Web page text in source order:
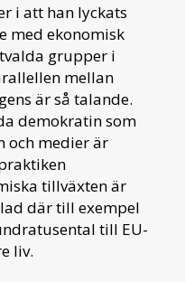
i att han lyckats
med ekonomisk
grupper i
mellan
är så talande.
demokratin som
och medier är
tillväxten är
där till exempel
till EU-
liv.